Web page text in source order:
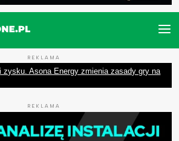
REKLAMA
zysku. Asona Energy zmienia zasady gry na
REKLAMA